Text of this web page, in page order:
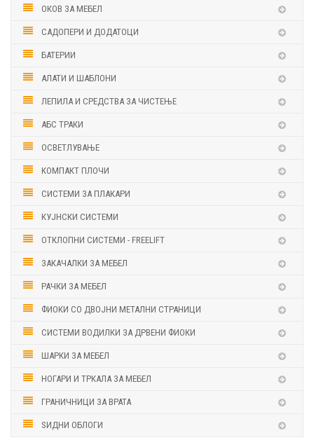
ОКОВ ЗА МЕБЕЛ
САДОПЕРИ И ДОДАТОЦИ
БАТЕРИИ
АЛАТИ И ШАБЛОНИ
ЛЕПИЛА И СРЕДСТВА ЗА ЧИСТЕЊЕ
АБС ТРАКИ
ОСВЕТЛУВАЊЕ
КОМПАКТ ПЛОЧИ
СИСТЕМИ ЗА ПЛАКАРИ
КУЈНСКИ СИСТЕМИ
ОТКЛОПНИ СИСТЕМИ - FREELIFT
ЗАКАЧАЛКИ ЗА МЕБЕЛ
РАЧКИ ЗА МЕБЕЛ
ФИОКИ СО ДВОЈНИ МЕТАЛНИ СТРАНИЦИ
СИСТЕМИ ВОДИЛКИ ЗА ДРВЕНИ ФИОКИ
ШАРКИ ЗА МЕБЕЛ
НОГАРИ И ТРКАЛА ЗА МЕБЕЛ
ГРАНИЧНИЦИ ЗА ВРАТА
ЅИДНИ ОБЛОГИ